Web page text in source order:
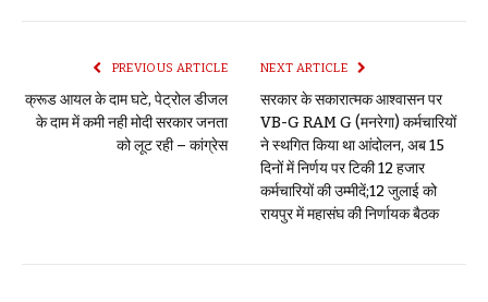
PREVIOUS ARTICLE
क्रूड आयल के दाम घटे, पेट्रोल डीजल
के दाम में कमी नही मोदी सरकार जनता
को लूट रही – कांग्रेस
NEXT ARTICLE
सरकार के सकारात्मक आश्वासन पर
VB-G RAM G (मनरेगा) कर्मचारियों
ने स्थगित किया था आंदोलन, अब 15
दिनों में निर्णय पर टिकी 12 हजार
कर्मचारियों की उम्मीदें;12 जुलाई को
रायपुर में महासंघ की निर्णायक बैठक